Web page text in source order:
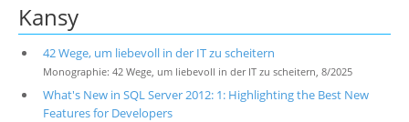
Kansy
42 Wege, um liebevoll in der IT zu scheitern
Monographie: 42 Wege, um liebevoll in der IT zu scheitern, 8/2025
What's New in SQL Server 2012: 1: Highlighting the Best New
Features for Developers